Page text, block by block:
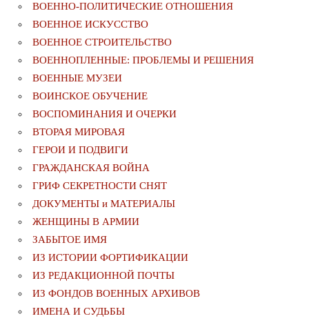
ВОЕННО-ПОЛИТИЧЕСКИE ОТНОШЕНИЯ
ВОЕННОЕ ИСКУССТВО
ВОЕННОЕ СТРОИТЕЛЬСТВО
ВОЕННОПЛЕННЫЕ: ПРОБЛЕМЫ И РЕШЕНИЯ
ВОЕННЫЕ МУЗЕИ
ВОИНСКОЕ ОБУЧЕНИЕ
ВОСПОМИНАНИЯ И ОЧЕРКИ
ВТОРАЯ МИРОВАЯ
ГЕРОИ И ПОДВИГИ
ГРАЖДАНСКАЯ ВОЙНА
ГРИФ СЕКРЕТНОСТИ СНЯТ
ДОКУМЕНТЫ и МАТЕРИАЛЫ
ЖЕНЩИНЫ В АРМИИ
ЗАБЫТОЕ ИМЯ
ИЗ ИСТОРИИ ФОРТИФИКАЦИИ
ИЗ РЕДАКЦИОННОЙ ПОЧТЫ
ИЗ ФОНДОВ ВОЕННЫХ АРХИВОВ
ИМЕНА И СУДЬБЫ